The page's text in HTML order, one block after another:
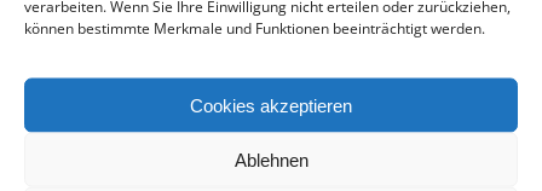
verarbeiten. Wenn Sie Ihre Einwilligung nicht erteilen oder zurückziehen,
können bestimmte Merkmale und Funktionen beeinträchtigt werden.
Cookies akzeptieren
Ablehnen
4 × 4 Std.
Schloss Hirschberg